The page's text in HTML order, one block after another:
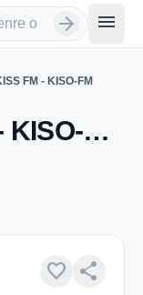
arrow_forward menu
FM - KISO-FM
96.1 KISS FM - KISO-FM - FM 96.1 - Omaha, NE
favorite share